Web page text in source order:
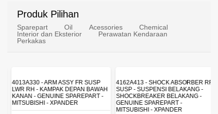
Produk Pilihan
Sparepart Oil Acessories
Chemical
Interior dan Eksterior
Perawatan Kendaraan
Perkakas
4013A330 - ARM ASSY FR SUSP
LWR RH - KAMPAK DEPAN BAWAH
KANAN - GENUINE SPAREPART -
MITSUBISHI - XPANDER
4162A413 - SHOCK ABSORBER RR
SUSP - SUSPENSI BELAKANG -
SHOCKBREAKER BELAKANG -
GENUINE SPAREPART -
MITSUBISHI - XPANDER